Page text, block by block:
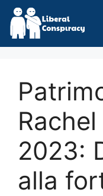
Skip
content
2023:
alla